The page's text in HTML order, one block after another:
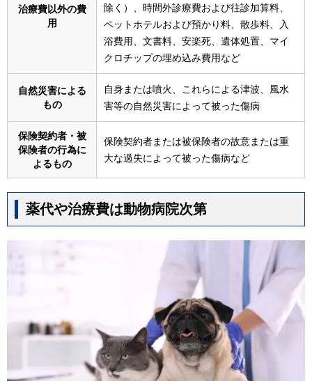
治療費以外の費
用
除く）、時間外診療費および往診加算料、
ペットホテルおよび預かり料、散歩料、入
浴費用、文書料、安楽死、遺体処置、マイ
クロチップの埋め込み費用など
自然災害による
もの
自身または噴火、これらによる津波、風水
害等の自然災害によって被った傷病
保険契約者・被
保険者の行為に
よるもの
保険契約者または被保険者の故意または重
大な過失によって被った傷病など
薬代や治療費は動物病院次第